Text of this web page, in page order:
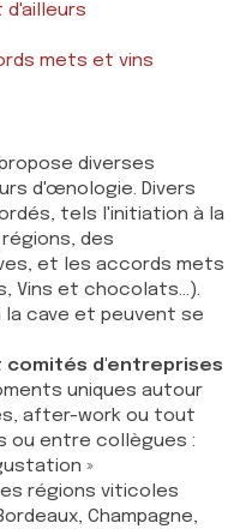
d'ailleurs
mets et vins
diverses
d'œnologie. Divers
tels l'initiation à la
des
et les accords mets
Vins et chocolats...).
la cave et peuvent se
comités d'entreprises
uniques autour
after-work ou tout
ou entre collègues :
»
régions viticoles
Champagne,